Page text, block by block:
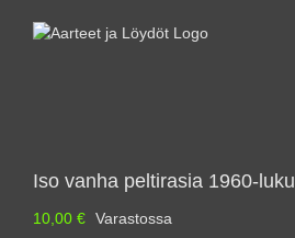
Iso vanha peltirasia 1960-luku
10,00 € Varastossa